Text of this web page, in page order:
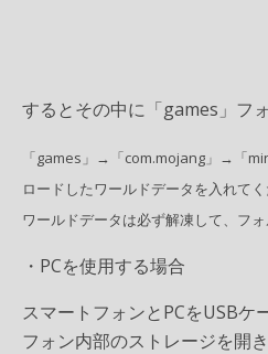
するとその中に「games」フ
「games」→「com.mojang」→「
ロードしたワールドデータを入れてく
ワールドデータは必ず解凍して、フ
・PCを使用する場合
スマートフォンとPCをUSBケ
フォン内部のストレージを開